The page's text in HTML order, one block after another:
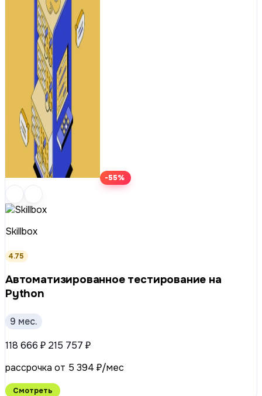
-55%
Skillbox
4.75
Ав­то­ма­ти­зи­ро­ван­ное тестирование на
Python
9 мес.
118 666 ₽ 215 757 ₽
рассрочка от 5 394 ₽/мес
Смотреть